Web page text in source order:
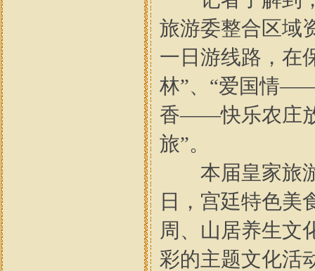
旅游委整合区域
一日游线路，在
林”、“爱国情
香——快乐农庄
旅”。
本届皇家旅游
日，宫廷特色美
周、山居养生文
彩的主题文化活